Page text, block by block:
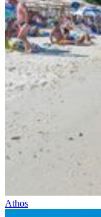
Athos